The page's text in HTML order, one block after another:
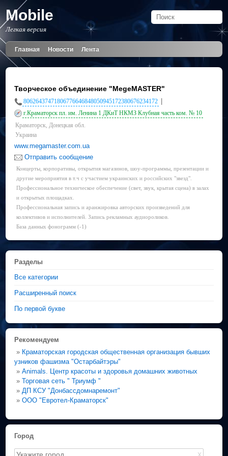
Mobile
Легкая версия
Главная Новости Лента
Творческое объединение "MegeMASTER"
80626437471806776646848050945172380676234172
г.Краматорск пл. им. Ленина 1 ДКиТ НКМЗ Клубная часть ком. № 10
Краматорск, Донецкая обл.
Украина
www.megamaster.com.ua
Отправить сообщение
Концерты, корпоративы, открытия магазинов, шоу-программы, презентации и
другие мероприятия в т.ч с участием украинских и российских "звезд".
Профессиональное техническое обеспечение (свет, звук, крытая сцена) в залах
и открытых площадках.
Профессиональная запись и аранжировка авторских произведений для
коллективов и исполнителей. Запись рекламных аудиороликов.
База данных фонограмм (-1)
Разделы
Все категории
Расширенный поиск
По первой букве
Рекомендуем
» Краматорская городская общественная организация бывших
узников фашизма "Остарбайтэры"
»Animals. Центр красоты и здоровья домашних животных
»Торговая сеть " Триумф "
» ДП КСУ "Донбассдомнаремонт"
»ООО "Евротел-Краматорск"
Город